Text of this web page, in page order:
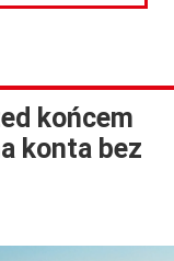
końcem
konta bez